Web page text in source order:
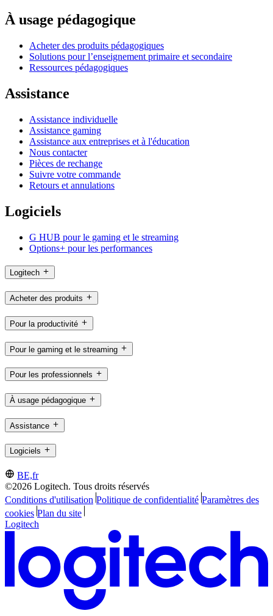
À usage pédagogique
Acheter des produits pédagogiques
Solutions pour l’enseignement primaire et secondaire
Ressources pédagogiques
Assistance
Assistance individuelle
Assistance gaming
Assistance aux entreprises et à l'éducation
Nous contacter
Pièces de rechange
Suivre votre commande
Retours et annulations
Logiciels
G HUB pour le gaming et le streaming
Options+ pour les performances
Logitech
Acheter des produits
Pour la productivité
Pour le gaming et le streaming
Pour les professionnels
À usage pédagogique
Assistance
Logiciels
BE,fr
©2026 Logitech. Tous droits réservés
Conditions d'utilisation Politique de confidentialité Paramètres des
cookies Plan du site
Logitech